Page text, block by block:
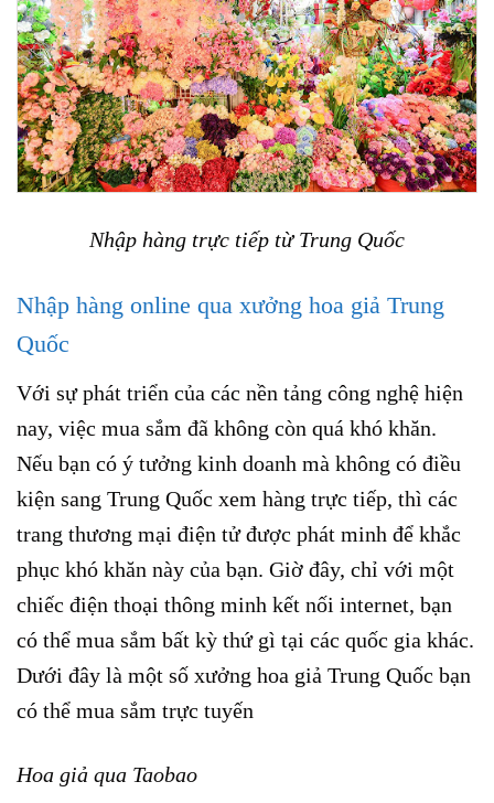
Nhập hàng trực tiếp từ Trung Quốc
Nhập hàng online qua xưởng hoa giả Trung
Quốc
Với sự phát triển của các nền tảng công nghệ hiện
nay, việc mua sắm đã không còn quá khó khăn.
Nếu bạn có ý tưởng kinh doanh mà không có điều
kiện sang Trung Quốc xem hàng trực tiếp, thì các
trang thương mại điện tử được phát minh để khắc
phục khó khăn này của bạn. Giờ đây, chỉ với một
chiếc điện thoại thông minh kết nối internet, bạn
có thể mua sắm bất kỳ thứ gì tại các quốc gia khác.
Dưới đây là một số xưởng hoa giả Trung Quốc bạn
có thể mua sắm trực tuyến
Hoa giả qua Taobao